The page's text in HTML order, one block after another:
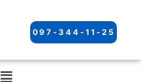
097-344-11-25
Меню